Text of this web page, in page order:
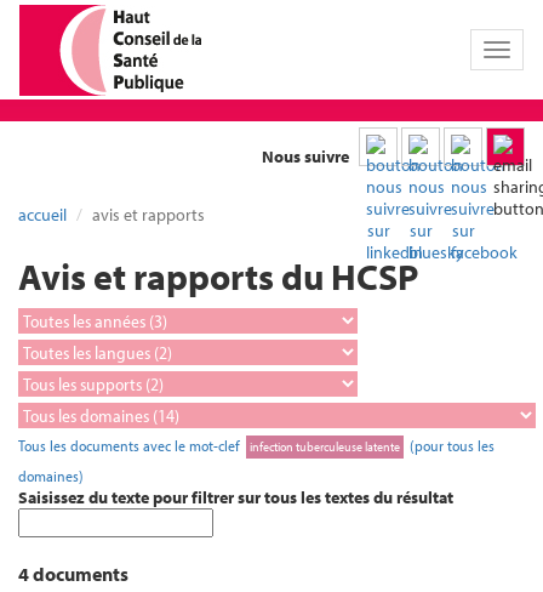
Toggle
Nous suivre
accueil avis et rapports
Avis et rapports du HCSP
Tous les documents avec le mot-clef infection tuberculeuse latente (pour tous les
domaines)
Saisissez du texte pour filtrer sur tous les textes du résultat
4 documents